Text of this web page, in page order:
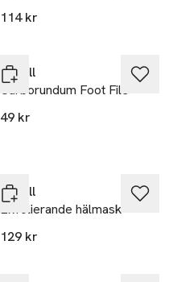
114 kr
Scholl
Carborundum Foot File
49 kr
Scholl
Exfolierande hälmask
129 kr